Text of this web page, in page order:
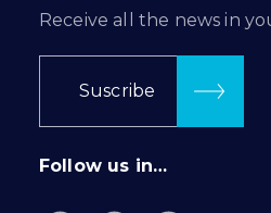
Receive all the news in
Suscribe
Follow us in…